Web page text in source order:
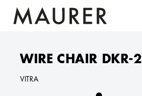
WIRE CHAIR DKR-2
VITRA